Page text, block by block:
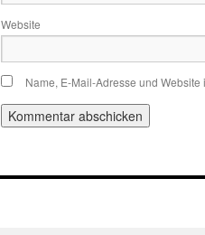
Website
Name, E-Mail-Adresse und